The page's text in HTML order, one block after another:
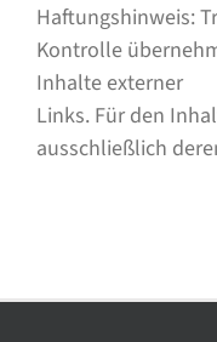
Haftungshinweis:
Kontrolle
Inhalte externer
Links. Für den
ausschließlich